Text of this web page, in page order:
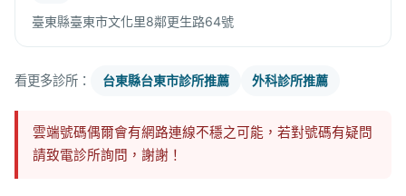
臺東縣臺東市文化里8鄰更生路64號
看更多診所： 台東縣台東市診所推薦 外科診所推薦
雲端號碼偶爾會有網路連線不穩之可能，若對號碼有疑問
請致電診所詢問，謝謝！